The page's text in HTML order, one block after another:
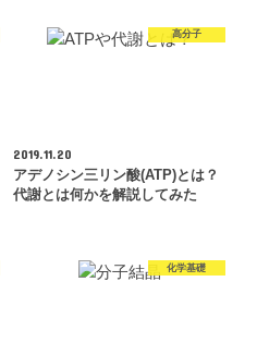
高分子
2019.11.20
アデノシン三リン酸(ATP)とは？
代謝とは何かを解説してみた
化学基礎